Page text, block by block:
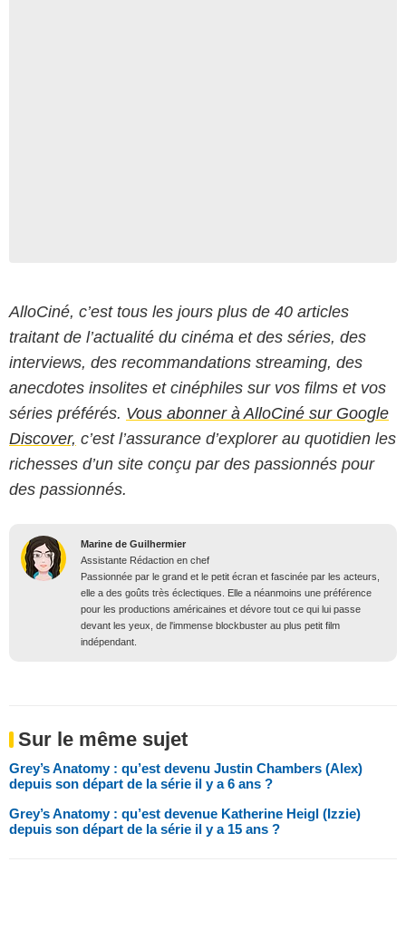
AlloCiné, c’est tous les jours plus de 40 articles
traitant de l’actualité du cinéma et des séries, des
interviews, des recommandations streaming, des
anecdotes insolites et cinéphiles sur vos films et vos
séries préférés. Vous abonner à AlloCiné sur Google
Discover, c’est l’assurance d’explorer au quotidien les
richesses d’un site conçu par des passionnés pour
des passionnés.
Marine de Guilhermier
Assistante Rédaction en chef
Passionnée par le grand et le petit écran et fascinée par les acteurs,
elle a des goûts très éclectiques. Elle a néanmoins une préférence
pour les productions américaines et dévore tout ce qui lui passe
devant les yeux, de l'immense blockbuster au plus petit film
indépendant.
Sur le même sujet
Grey’s Anatomy : qu’est devenu Justin Chambers (Alex)
depuis son départ de la série il y a 6 ans ?
Grey’s Anatomy : qu’est devenue Katherine Heigl (Izzie)
depuis son départ de la série il y a 15 ans ?